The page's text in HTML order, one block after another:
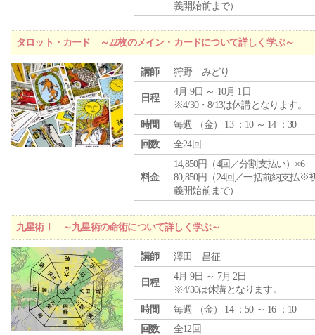
義開始前まで）
タロット・カード ～22枚のメイン・カードについて詳しく学ぶ～
講師 狩野 みどり
日程
4月 9日 ～ 10月 1日
※4/30・8/13は休講となります。
時間
毎週 （金） 13 ：10 ～ 14 ：30
回数
全24回
料金
14,850円（4回／分割支払い）×6
80,850円（24回／一括前納支払※
義開始前まで）
九星術Ⅰ ～九星術の命術について詳しく学ぶ～
講師 澤田 昌征
日程
4月 9日 ～ 7月 2日
※4/30は休講となります。
時間
毎週 （金） 14 ：50 ～ 16 ：10
回数
全12回